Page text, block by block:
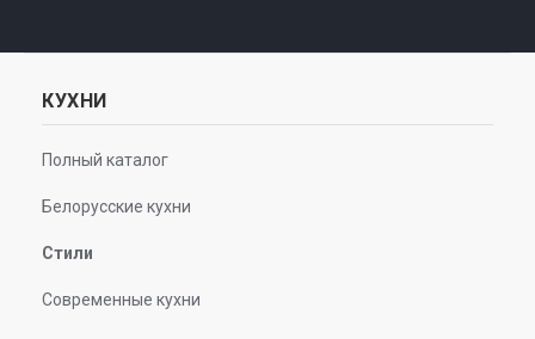
КУХНИ
Полный каталог
Белорусские кухни
Стили
Современные кухни